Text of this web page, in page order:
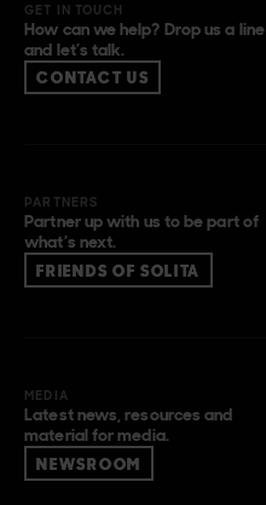
GET IN TOUCH
How can we help? Drop us a line
and let’s talk.
CONTACT US
PARTNERS
Partner up with us to be part of
what’s next.
FRIENDS OF SOLITA
MEDIA
Latest news, resources and
material for media.
NEWSROOM